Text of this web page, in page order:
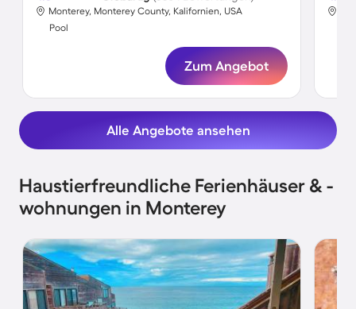
Monterey, Monterey County, Kalifornien, USA
Pool
Zum Angebot
Alle Angebote ansehen
Haustierfreundliche Ferienhäuser & -
wohnungen in Monterey